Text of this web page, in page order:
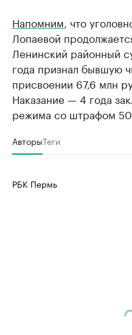
Напомним , что
Лопаевой
Ленинский районный
года признал бывшую
присвоении 67,6 млн
Наказание — 4 года
режима со штрафом
АвторыТеги
РБК Пермь